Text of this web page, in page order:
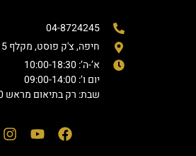
04-8724245
חיפה, צ'ק פוסט, מקלף 5
א’-ה’: 10:00-18:30
יום ו’: 09:00-14:00
שבת: רק בתיאום מראש 12:00-15:00